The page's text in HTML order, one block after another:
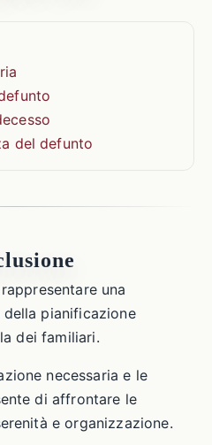
del defunto
una
pianificazione
dei familiari.
necessaria e le
di affrontare le
e organizzazione.